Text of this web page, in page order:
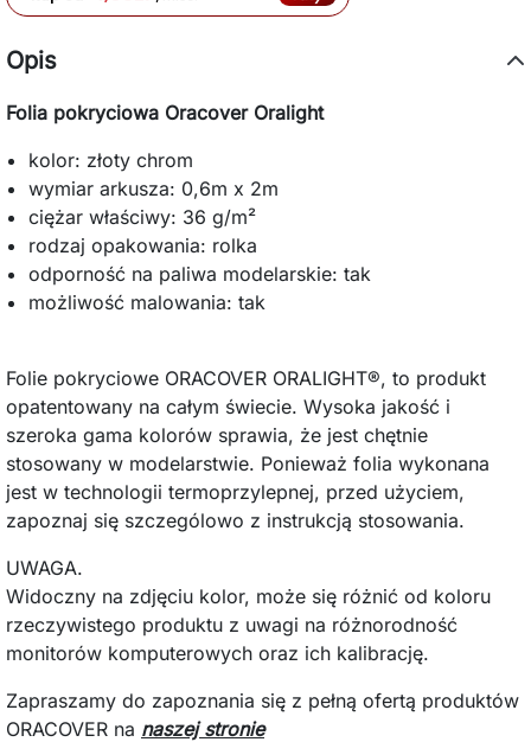
Opis
Folia pokryciowa Oracover Oralight
kolor: złoty chrom
wymiar arkusza: 0,6m x 2m
ciężar właściwy: 36 g/m²
rodzaj opakowania: rolka
odporność na paliwa modelarskie: tak
możliwość malowania: tak
Folie pokryciowe ORACOVER ORALIGHT®, to produkt
opatentowany na całym świecie. Wysoka jakość i
szeroka gama kolorów sprawia, że jest chętnie
stosowany w modelarstwie. Ponieważ folia wykonana
jest w technologii termoprzylepnej, przed użyciem,
zapoznaj się szczególowo z instrukcją stosowania.
UWAGA.
Widoczny na zdjęciu kolor, może się różnić od koloru
rzeczywistego produktu z uwagi na różnorodność
monitorów komputerowych oraz ich kalibrację.
Zapraszamy do zapoznania się z pełną ofertą produktów
ORACOVER na naszej stronie